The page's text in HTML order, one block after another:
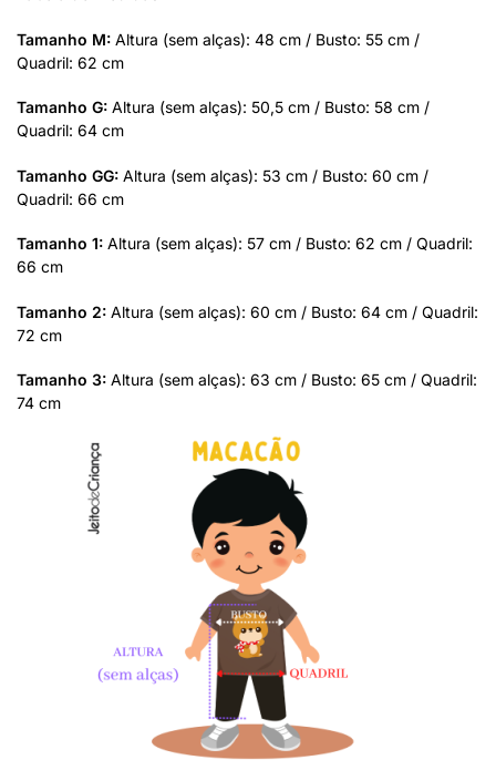
Tamanho M: Altura (sem alças): 48 cm / Busto: 55 cm /
Quadril: 62 cm
Tamanho G: Altura (sem alças): 50,5 cm / Busto: 58 cm /
Quadril: 64 cm
Tamanho GG: Altura (sem alças): 53 cm / Busto: 60 cm /
Quadril: 66 cm
Tamanho 1: Altura (sem alças): 57 cm / Busto: 62 cm / Quadril:
66 cm
Tamanho 2: Altura (sem alças): 60 cm / Busto: 64 cm / Quadril:
72 cm
Tamanho 3: Altura (sem alças): 63 cm / Busto: 65 cm / Quadril:
74 cm